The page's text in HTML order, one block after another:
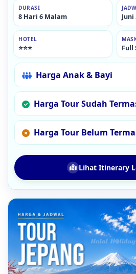
DURASI
8 Hari 6 Malam Juni
HOTEL
⭐⭐⭐ Full
Harga Anak & Bayi
Harga Tour Sudah
Harga Tour Belum
Lihat Itinerary